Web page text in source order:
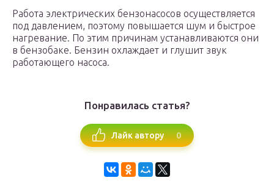
Работа электрических бензонасосов осуществляется
под давлением, поэтому повышается шум и быстрое
нагревание. По этим причинам устанавливаются они
в бензобаке. Бензин охлаждает и глушит звук
работающего насоса.
Понравилась статья?
Лайк автору 0